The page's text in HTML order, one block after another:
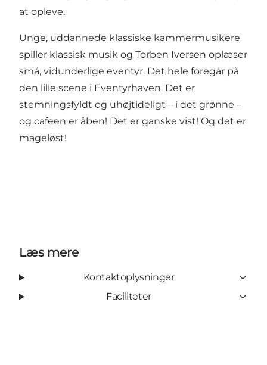
at opleve.
Unge, uddannede klassiske kammermusikere
spiller klassisk musik og Torben Iversen oplæser
små, vidunderlige eventyr. Det hele foregår på
den lille scene i Eventyrhaven. Det er
stemningsfyldt og uhøjtideligt – i det grønne –
og cafeen er åben! Det er ganske vist! Og det er
mageløst!
Læs mere
Kontaktoplysninger
Faciliteter